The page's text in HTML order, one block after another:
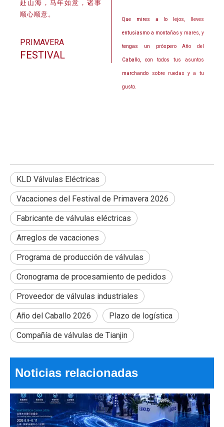
赴山海，马年如意，诸事
顺心顺意。
PRIMAVERA
FESTIVAL
Que mires a lo lejos, lleves
entusiasmo a montañas y mares, y
tengas un próspero Año del
Caballo, con todos tus asuntos
marchando sobre ruedas y a tu
gusto.
KLD Válvulas Eléctricas
Vacaciones del Festival de Primavera 2026
Fabricante de válvulas eléctricas
Arreglos de vacaciones
Programa de producción de válvulas
Cronograma de procesamiento de pedidos
Proveedor de válvulas industriales
Año del Caballo 2026 Plazo de logística
Compañía de válvulas de Tianjin
Noticias relacionadas
¿Las mejores válvulas de bola eléctricas de 2026 para un control de flujo eficiente?
¿Puede una pequeña válvula hacer que todo un sistema